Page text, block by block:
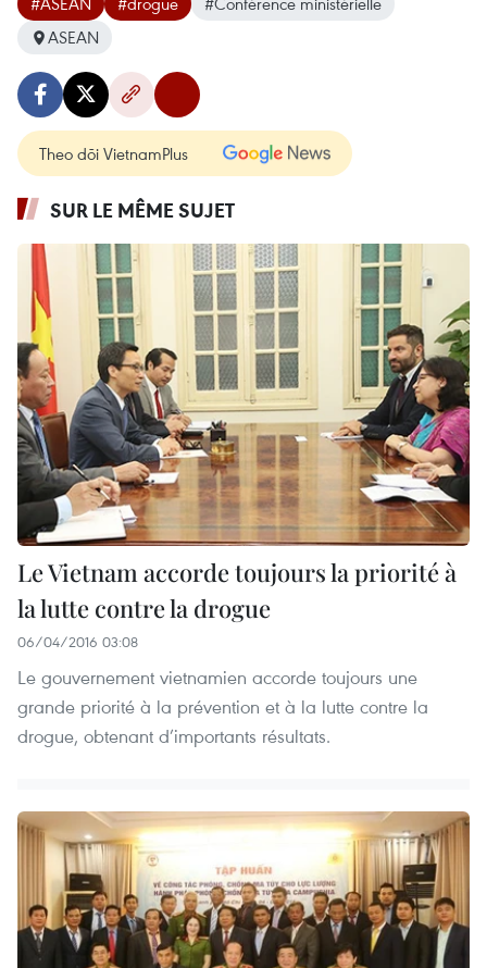
ASEAN
Theo dõi VietnamPlus
SUR LE MÊME SUJET
Le Vietnam accorde toujours la priorité à
la lutte contre la drogue
06/04/2016 03:08
Le gouvernement vietnamien accorde toujours une
grande priorité à la prévention et à la lutte contre la
drogue, obtenant d’importants résultats.